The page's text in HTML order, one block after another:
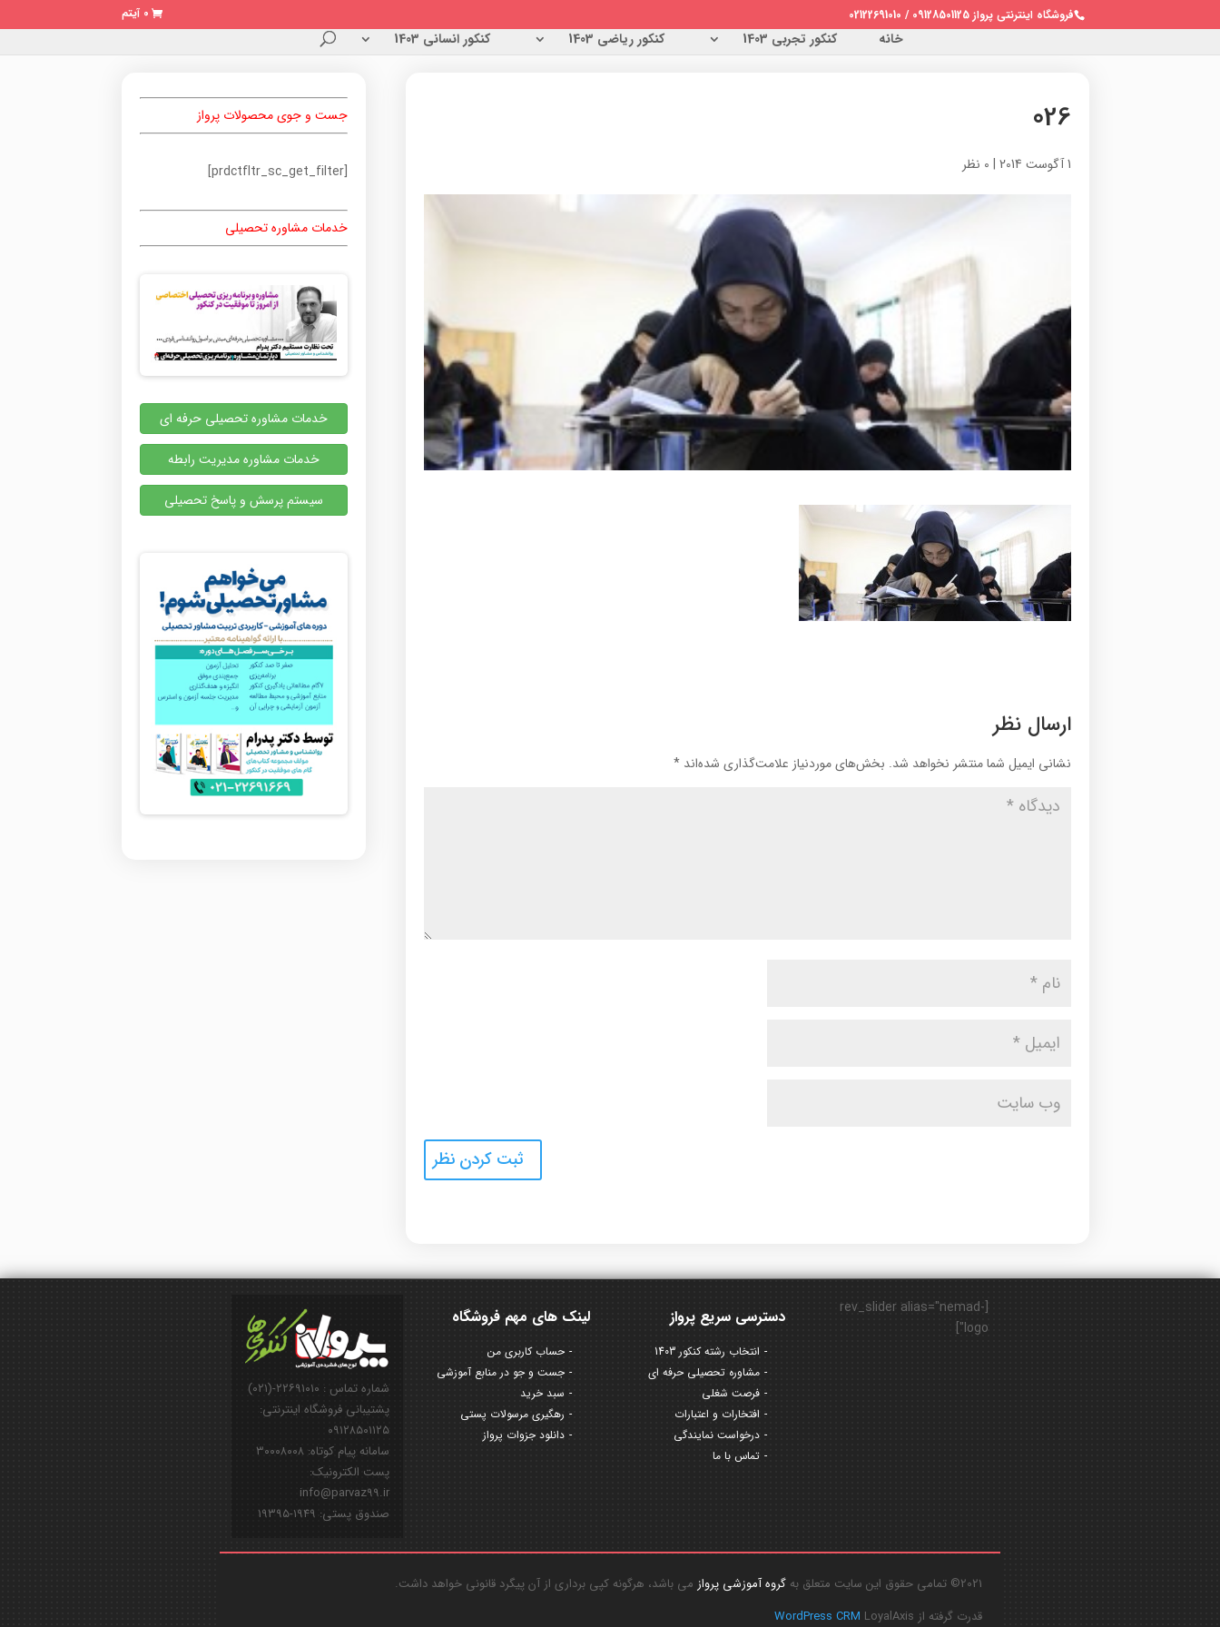
فروشگاه اینترنتی پرواز 09128501125 / 02122691010 0 آیتم
خانه کنکور تجربی 1403 کنکور ریاضی 1403 کنکور انسانی 1403
026
1 آگوست 2014 | 0 نظر
ارسال نظر
نشانی ایمیل شما منتشر نخواهد شد. بخش‌های موردنیاز علامت‌گذاری شده‌اند*
جست و جوی محصولات پرواز
[prdctfltr_sc_get_filter]
خدمات مشاوره تحصیلی
خدمات مشاوره تحصیلی حرفه ای
خدمات مشاوره مدیریت رابطه
سیستم پرسش و پاسخ تحصیلی
شماره تماس : ۲۲۶۹۱۰۱۰-(۰۲۱)
پشتیبانی فروشگاه اینترنتی:
۰۹۱۲۸۵۰۱۱۲۵
سامانه پیام کوتاه: ۳۰۰۰۸۰۰۸
پست الکترونیک:
info@parvaz99.ir
صندوق پستی: ۱۹۴۹-۱۹۳۹۵
لینک های مهم فروشگاه
حساب کاربری من
جست و جو در منابع آموزشی
سبد خرید
رهگیری مرسولات پستی
دانلود جزوات پرواز
دسترسی سریع پرواز
انتخاب رشته کنکور 1403
مشاوره تحصیلی حرفه ای
فرصت شغلی
افتخارات و اعتبارات
درخواست نمایندگی
تماس با ما
[rev_slider alias="nemad-
logo"]
2021© تمامی حقوق این سایت متعلق به گروه آموزشی پرواز می باشد، هرگونه کپی برداری از آن پیگرد قانونی خواهد داشت.
قدرت گرفته از
WordPress CRM LoyalAxis